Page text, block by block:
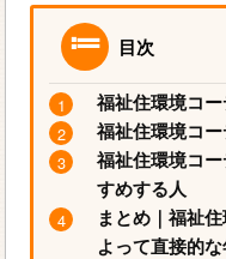
目次
福祉住環境コ
福祉住環境コ
福祉住環境コ
すめする人
まとめ｜福祉
よって直接的